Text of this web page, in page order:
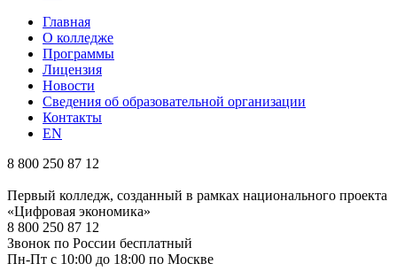
Главная
О колледже
Программы
Лицензия
Новости
Сведения об образовательной организации
Контакты
EN
8 800 250 87 12
Первый колледж, созданный в рамках национального проекта
«Цифровая экономика»
8 800 250 87 12
Звонок по России бесплатный
Пн-Пт с 10:00 до 18:00 по Москве